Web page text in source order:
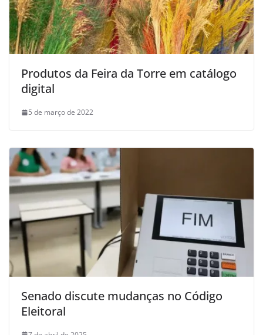
Produtos da Feira da Torre em catálogo
digital
5 de março de 2022
Senado discute mudanças no Código
Eleitoral